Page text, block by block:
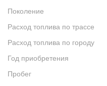
Поколение
Расход топлива по трассе
Расход топлива по городу
Год приобретения
Пробег